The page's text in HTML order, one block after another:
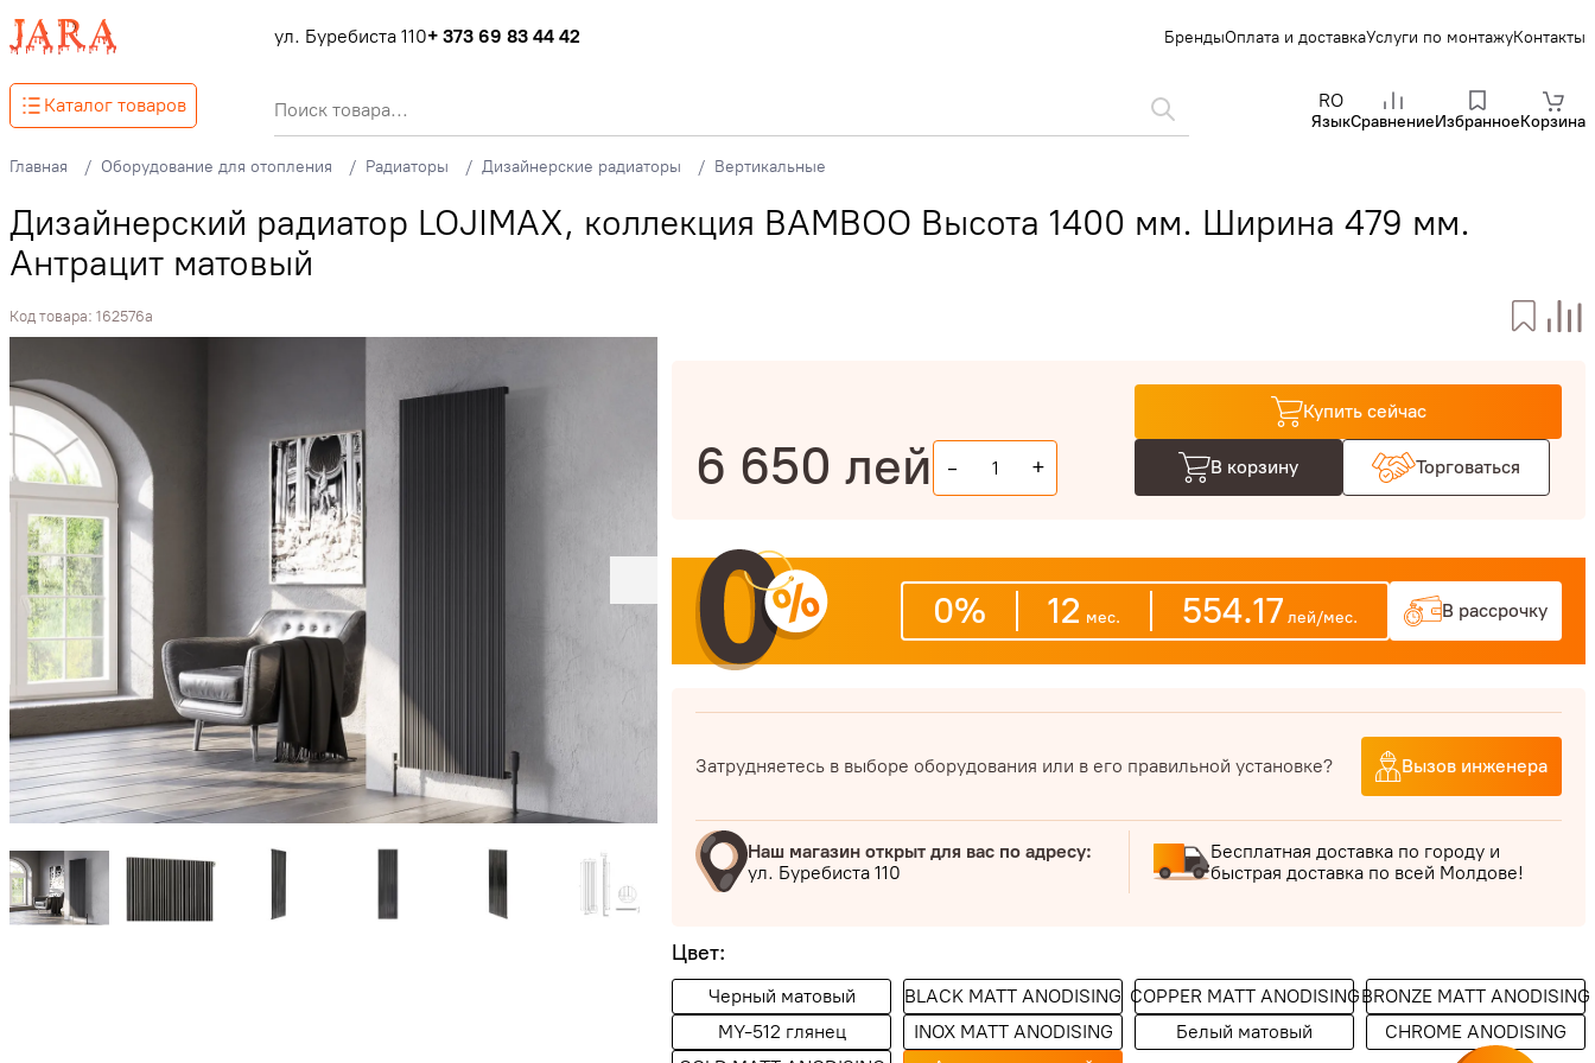
ул. Буребиста 110+ 373 69 83 44 42 БрендыОплата и доставкаУслуги по монтажуКонтакты
Каталог товаров RO
ЯзыкСравнениеИзбранноеКорзина
Главная Оборудование для отопления Радиаторы Дизайнерские радиаторы Вертикальные
Дизайнерский радиатор LOJIMAX, коллекция BAMBOO Высота 1400 мм. Ширина 479 мм.
Антрацит матовый
Код товара: 162576a
6 650 лей - +
Купить сейчас
В корзину Торговаться
0% 12 мес. 554.17 лей/мес. В рассрочку
Затрудняетесь в выборе оборудования или в его правильной установке? Вызов инженера
Наш магазин открыт для вас по адресу:
ул. Буребиста 110
Бесплатная доставка по городу и
быстрая доставка по всей Молдове!
Цвет:
Черный матовый BLACK MATT ANODISING COPPER MATT ANODISINGBRONZE MATT ANODISING
MY-512 глянец
INOX MATT ANODISING Белый матовый
CHROME ANODISING